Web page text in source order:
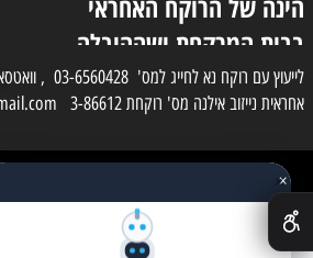
הינה של הרוקח האחראי
בבית המרקחת ושההובלה
בפועל תעשה בעזרת
השליח
אחראית נייזוב אילנה מס' רוקחת 3-86612 medipharmeoffice@gmail.com
✕×